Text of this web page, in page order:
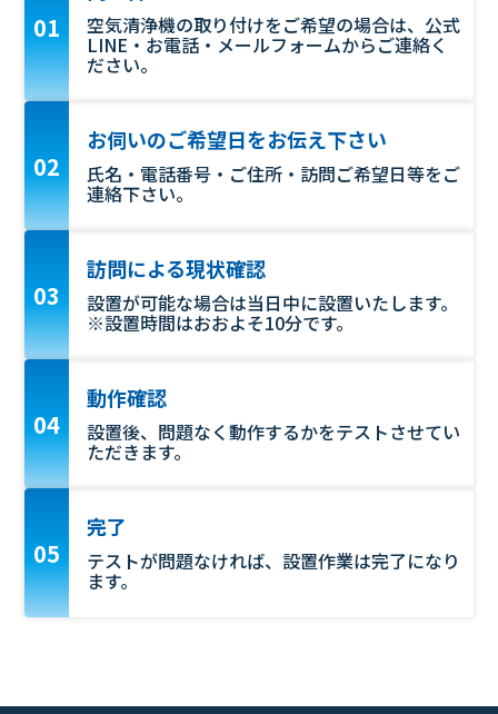
空気清浄機の取り付けをご希望の場合は、公式
LINE・お電話・メールフォームからご連絡く
ださい。
お伺いのご希望日をお伝え下さい
氏名・電話番号・ご住所・訪問ご希望日等をご
連絡下さい。
訪問による現状確認
設置が可能な場合は当日中に設置いたします。
※設置時間はおおよそ10分です。
動作確認
設置後、問題なく動作するかをテストさせてい
ただきます。
完了
テストが問題なければ、設置作業は完了になり
ます。